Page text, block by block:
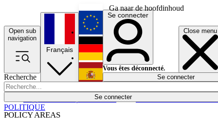
Ga naar de hoofdinhoud
Open sub
navigation
Close menu
Recherche
Se connecter
POLICY AREAS
Économie
Français
English
Deutsch
Español
Se connecter
Vous êtes déconnecté.
Se connecter
POLITIQUE